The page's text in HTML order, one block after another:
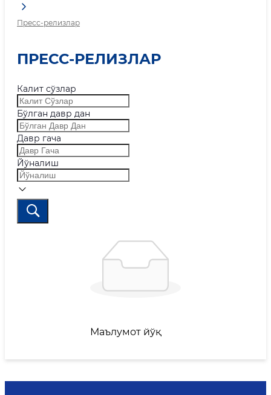
Пресс-релизлар
ПРЕСС-РЕЛИЗЛАР
Калит сўзлар
Бўлган давр дан
Давр гача
Йўналиш
Маълумот йўқ